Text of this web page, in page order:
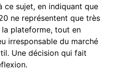
ce sujet, en indiquant que
ne représentent que très
plateforme, tout en
irresponsable du marché
Une décision qui fait